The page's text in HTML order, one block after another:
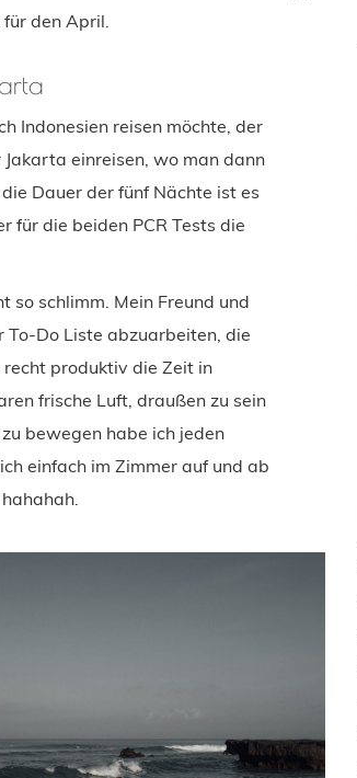
den April.
Indonesien reisen möchte, der
einreisen, wo man dann
Dauer der fünf Nächte ist es
für die beiden PCR Tests die
so schlimm. Mein Freund und
To-Do Liste abzuarbeiten, die
produktiv die Zeit in
frische Luft, draußen zu sein
bewegen habe ich jeden
einfach im Zimmer auf und ab